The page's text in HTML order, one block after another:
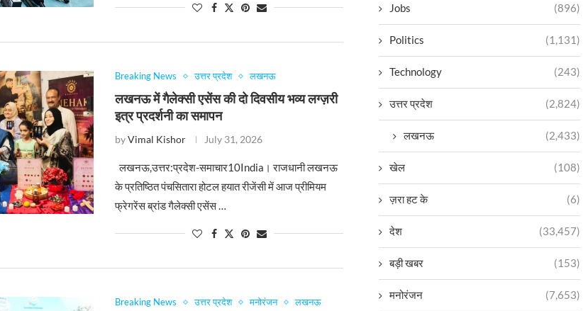
Breaking News उत्तर प्रदेश लखनऊ
लखनऊ में गैलेक्सी एसेंस की दो दिवसीय भव्य लग्ज़री
इत्र प्रदर्शनी का समापन
byVimal Kishor July 31, 2026
लखनऊ,उत्तर:प्रदेश-समाचार10India। राजधानी लखनऊ
के प्रतिष्ठित पंचसितारा होटल हयात रीजेंसी में आज प्रीमियम
फ्रेगरेंस ब्रांड गैलेक्सी एसेंस …
Breaking News उत्तर प्रदेश मनोरंजन लखनऊ
Jobs (896)
Politics (1,131)
Technology (243)
उत्तर प्रदेश (2,824)
लखनऊ (2,433)
खेल (108)
ज़रा हट के (6)
देश (33,457)
बड़ी खबर (153)
मनोरंजन (7,653)